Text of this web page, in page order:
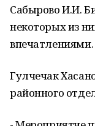
Сабырово И.И.
некоторых из
Гулчечак
районного